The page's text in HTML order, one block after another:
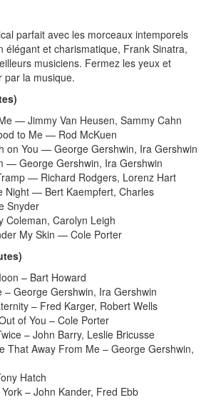
parfait avec les morceaux intemporels
élégant et charismatique, Frank Sinatra,
musiciens. Fermez les yeux et
par la musique.
— Jimmy Van Heusen, Sammy Cahn
to Me — Rod McKuen
on You — George Gershwin, Ira Gershwin
— George Gershwin, Ira Gershwin
— Richard Rodgers, Lorenz Hart
Night — Bert Kaempfert, Charles
Snyder
Carolyn Leigh
My Skin — Cole Porter
– Bart Howard
– George Gershwin, Ira Gershwin
– Fred Karger, Robert Wells
of You – Cole Porter
– John Barry, Leslie Bricusse
That Away From Me – George Gershwin,
Hatch
– John Kander, Fred Ebb